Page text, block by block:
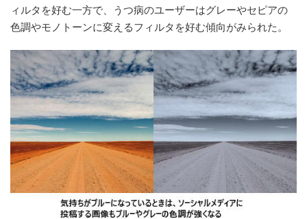
ィルタを好む一方で、うつ病のユーザーはグレーやセピアの
色調やモノトーンに変えるフィルタを好む傾向がみられた。